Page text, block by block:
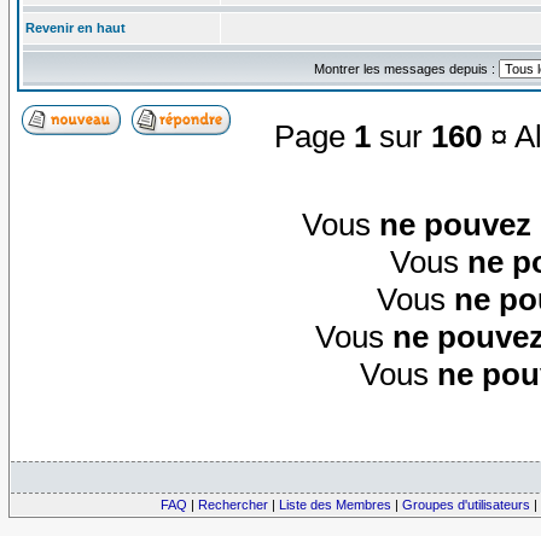
Revenir en haut
Montrer les messages depuis :
Page 1 sur 160 ¤
Vous ne pouvez
Vous ne
Vous ne
Vous ne
Vous ne
FAQ | Rechercher | Liste des Membres | Groupes d'utilisateurs |